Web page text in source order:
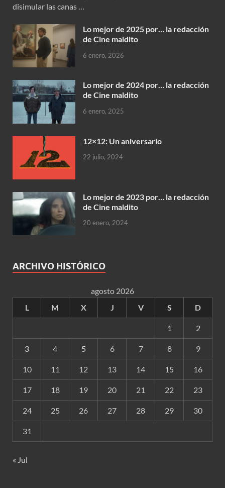
disimular las canas …
Lo mejor de 2025 por… la redacción
de Cine maldito
6 enero, 2026
Lo mejor de 2024 por… la redacción
de Cine maldito
6 enero, 2025
12×12: Un aniversario
22 julio, 2024
Lo mejor de 2023 por… la redacción
de Cine maldito
20 enero, 2024
ARCHIVO HISTÓRICO
agosto 2026
L
M X J V S D
1 2
3 4 5 6 7 8 9
10 11 12 13 14 15 16
17 18 19 20 21 22 23
24 25 26 27 28 29 30
31
« Jul